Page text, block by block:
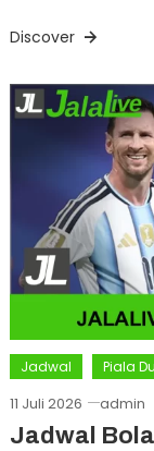
Discover
Jadwal Piala
11 Juli 2026 admin
Jadwal